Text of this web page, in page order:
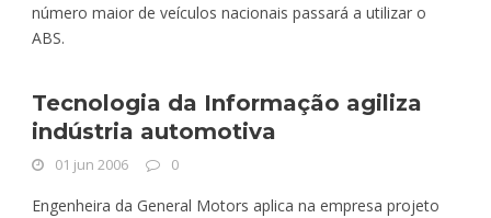
número maior de veículos nacionais passará a utilizar o
ABS.
Tecnologia da Informação agiliza
indústria automotiva
01 jun 2006 0
Engenheira da General Motors aplica na empresa projeto